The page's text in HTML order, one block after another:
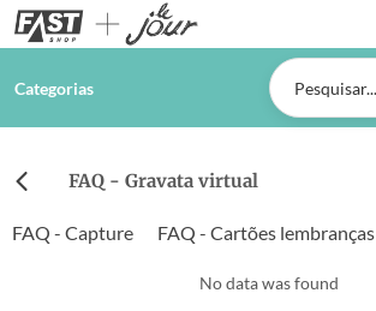
Categorias
FAQ - Gravata virtual
FAQ - Capture FAQ - Cartões lembranças
No data was found